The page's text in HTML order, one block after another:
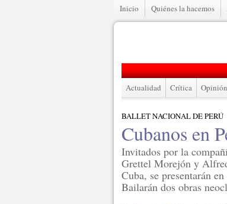
Inicio Quiénes la hacemos
Actualidad Crítica Opinión
BALLET NACIONAL DE PERÚ
Cubanos en
Invitados por la
Grettel Morejón y
Cuba, se presentarán
Bailarán dos obras